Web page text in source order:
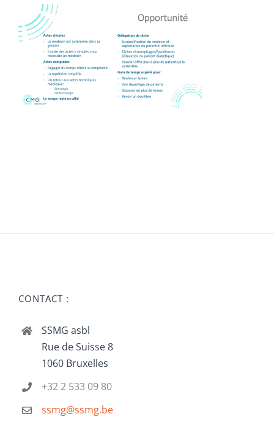
CONTACT :
SSMG asbl
Rue de Suisse 8
1060 Bruxelles
+32 2 533 09 80
ssmg@ssmg.be